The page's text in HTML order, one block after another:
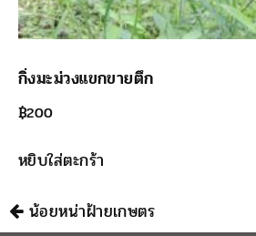
กิ่งมะม่วงแขกขายตึก
฿200
หยิบใส่ตะกร้า
นำทาง
น้อยหน่าฝ้ายเกษตร